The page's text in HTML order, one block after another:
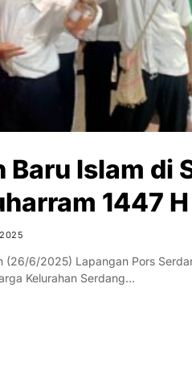
Baru Islam di
1447 H
(26/6/2025) Lapangan Pors
Kelurahan Serdang…